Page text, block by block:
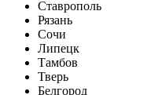
Ставрополь
Рязань
Сочи
Липецк
Тамбов
Тверь
Белгород